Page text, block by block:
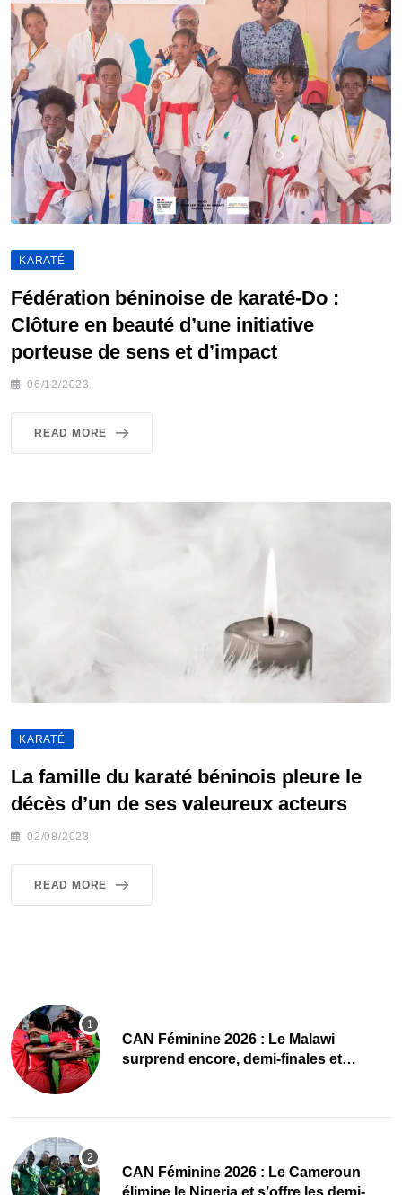
KARATÉ
Fédération béninoise de karaté-Do :
Clôture en beauté d’une initiative
porteuse de sens et d’impact
06/12/2023
READ MORE
KARATÉ
La famille du karaté béninois pleure le
décès d’un de ses valeureux acteurs
02/08/2023
READ MORE
CAN Féminine 2026 : Le Malawi
surprend encore, demi-finales et
CAN Féminine 2026 : Le Cameroun
élimine le Nigeria et s’offre les demi-